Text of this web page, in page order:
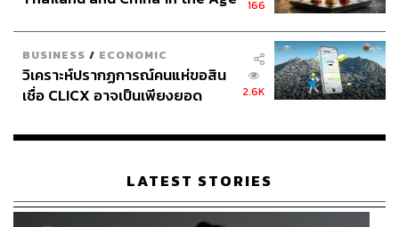
การปรับโคร้างสร้างเศรษฐกิจที่สำคัญของประเทศในอนาคต
ต่อไป
ผ่านแอปพลิเคชันต่างๆ ที่คุณสะดวกหรือใช้งานอยู่แล้วได้เลย
166
BUSINESS / ECONOMIC
วิเคราะห์ปรากฏการณ์คนแห่ขอสิน
เชื่อ CLICX อาจเป็นเพียงยอด
เรือนไทยที่ถูกซุกไว้
2.6K
LATEST STORIES